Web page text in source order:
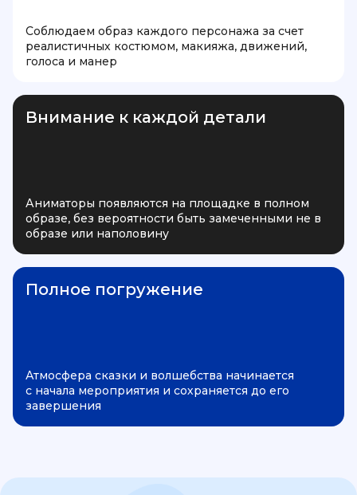
Соблюдаем образ каждого персонажа за счет
реалистичных костюмом, макияжа, движений,
голоса и манер
Внимание к каждой детали
Аниматоры появляются на площадке в полном
образе, без вероятности быть замеченными не в
образе или наполовину
Полное погружение
Атмосфера сказки и волшебства начинается
с начала мероприятия и сохраняется до его
завершения